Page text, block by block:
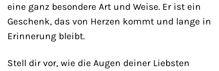
eine ganz besondere Art und Weise. Er ist ein
Geschenk, das von Herzen kommt und lange in
Erinnerung bleibt.
Stell dir vor, wie die Augen deiner Liebsten